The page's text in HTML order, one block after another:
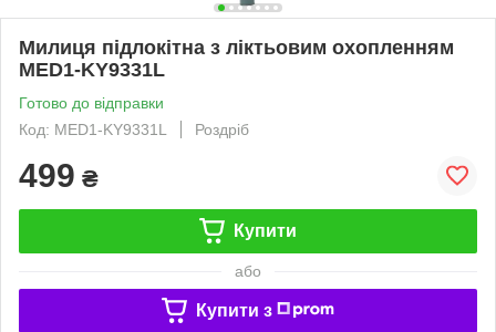
Милиця підлокітна з ліктьовим охопленням
MED1-KY9331L
Готово до відправки
Код: MED1-KY9331L
Роздріб
499 ₴
Купити
або
Купити з